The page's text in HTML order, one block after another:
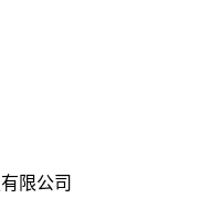
限公司